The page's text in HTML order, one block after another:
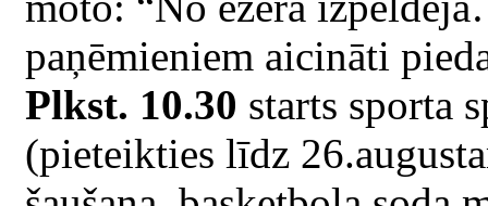
paņēmieniem aicināti
Plkst. 10.30 starts sporta
(pieteikties līdz